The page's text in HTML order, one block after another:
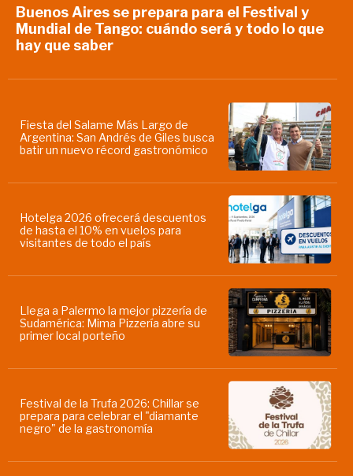
Buenos Aires se prepara para el Festival y
Mundial de Tango: cuándo será y todo lo que
hay que saber
Fiesta del Salame Más Largo de
Argentina: San Andrés de Giles busca
batir un nuevo récord gastronómico
Hotelga 2026 ofrecerá descuentos
de hasta el 10% en vuelos para
visitantes de todo el país
Llega a Palermo la mejor pizzería de
Sudamérica: Mima Pizzería abre su
primer local porteño
Festival de la Trufa 2026: Chillar se
prepara para celebrar el "diamante
negro" de la gastronomía